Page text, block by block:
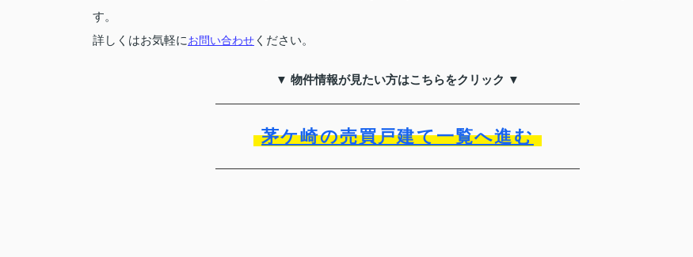
す。
詳しくはお気軽にお問い合わせ ください。
▼ 物件情報が見たい方はこちらをクリック ▼
茅ケ崎の売買戸建て一覧へ進む